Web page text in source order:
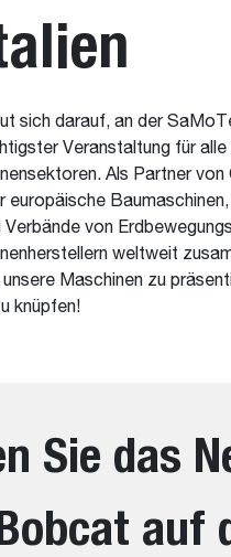
sich darauf, an der
Veranstaltung für alle
Als Partner von
europäische
Verbände von
weltweit
Maschinen zu
knüpfen!
Sie das
auf